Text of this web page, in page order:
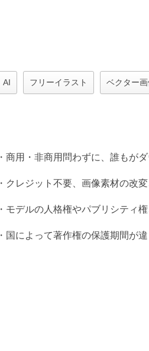
AI フリーイラスト ベクター
・商用・非商用問わずに、誰もが
・クレジット不要、画像素材の改
・モデルの人格権やパブリシティ
・国によって著作権の保護期間が